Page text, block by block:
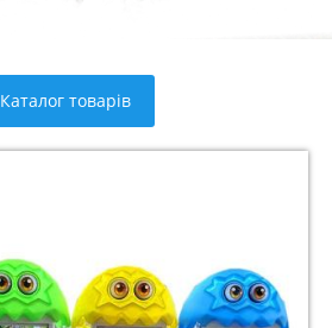
Каталог товарів